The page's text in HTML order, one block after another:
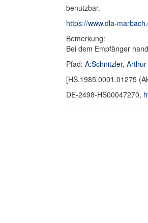
benutzbar.
https://www.dla-
Bemerkung:
Bei dem Empfänger
Pfad: A:Schnitzler,
[HS.1985.0001.01275
DE-2498-HS00047270,